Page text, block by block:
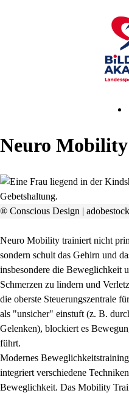
Neuro
® Conscious Design |
Neuro Mobility trainiert nicht
sondern schult das Gehirn und
insbesondere die Beweglichkeit
Schmerzen zu lindern und
die oberste Steuerungszentrale
als "unsicher" einstuft (z. B.
Gelenken), blockiert es
führt.
Modernes
integriert verschiedene
Beweglichkeit. Das Mobility